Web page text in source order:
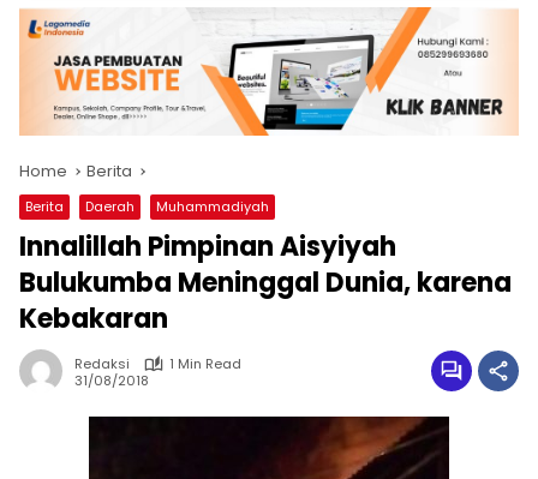
Home Berita
Berita Daerah Muhammadiyah
Innalillah Pimpinan Aisyiyah
Bulukumba Meninggal Dunia, karena
Kebakaran
Redaksi
1 Min Read
31/08/2018